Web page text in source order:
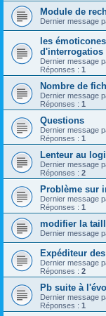
Module de
Dernier message
les
d'interrogatios
Dernier message
Réponses : 1
Nombre de
Dernier message
Réponses : 1
Questions
Dernier message
Réponses : 1
Lenteur au
Dernier message
Réponses : 2
Problème sur
Dernier message
Réponses : 1
modifier la
Dernier message
Expéditeur
Dernier message
Réponses : 2
Pb suite à
Dernier message
Réponses : 1